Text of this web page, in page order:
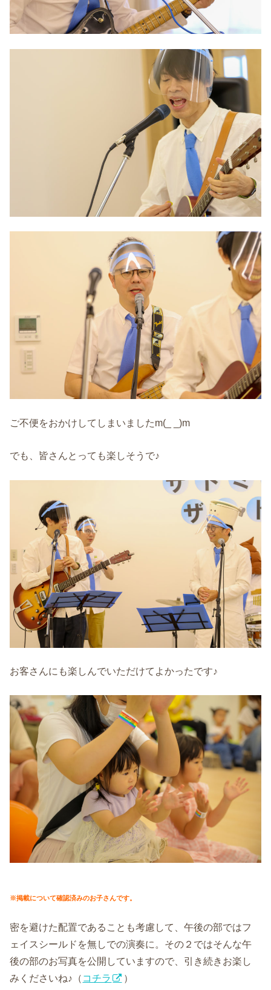
ご不便をおかけしてしまいましたm(_ _)m
でも、皆さんとっても楽しそうで♪
お客さんにも楽しんでいただけてよかったです♪
※掲載について確認済みのお子さんです。
密を避けた配置であることも考慮して、午後の部ではフ
ェイスシールドを無しでの演奏に。その２ではそんな午
後の部のお写真を公開していますので、引き続きお楽し
みくださいね♪（ コチラ ）